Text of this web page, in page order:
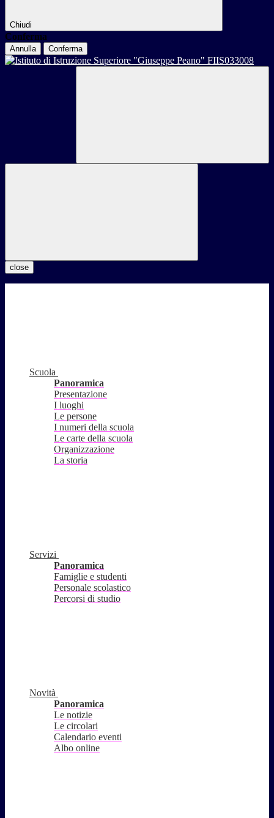
Chiudi
Conferma
Annulla Conferma
close
Scuola
Panoramica
Presentazione
I luoghi
Le persone
I numeri della scuola
Le carte della scuola
Organizzazione
La storia
Servizi
Panoramica
Famiglie e studenti
Personale scolastico
Percorsi di studio
Novità
Panoramica
Le notizie
Le circolari
Calendario eventi
Albo online